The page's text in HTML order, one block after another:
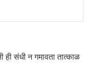
ही संधी न गमावता तात्काळ